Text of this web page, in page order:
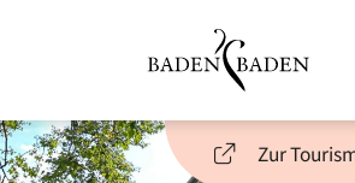
Zur